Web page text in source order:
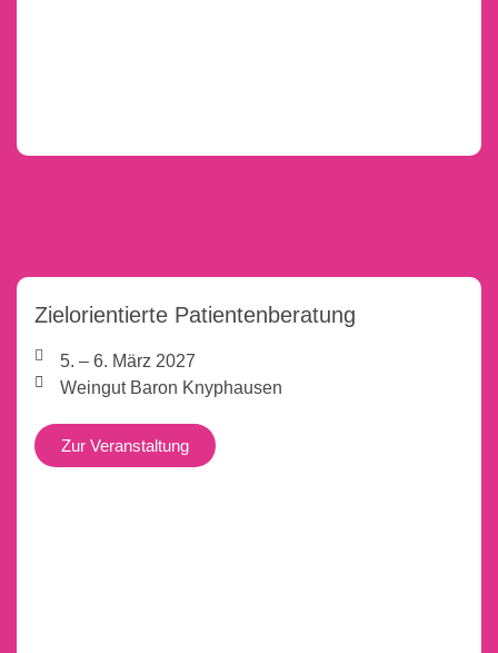
Zielorientierte Patientenberatung
5. – 6. März 2027
Weingut Baron Knyphausen
Zur Veranstaltung